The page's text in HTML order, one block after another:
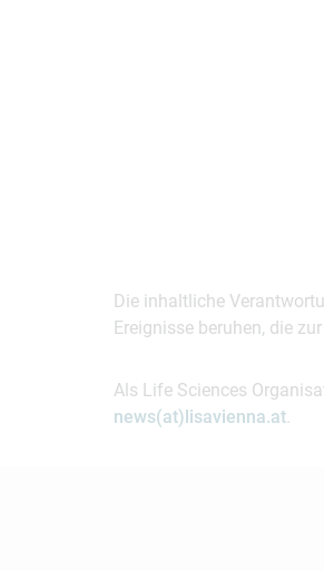
Die inhaltliche
Ereignisse beruhen, die
Als Life Sciences
news(at)lisavienna.at.